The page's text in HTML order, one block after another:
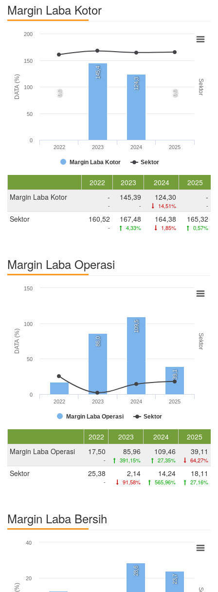
Margin Laba Kotor
DATA (%) Sektor
0,0
145,4
124,3
0,0
Margin Laba Kotor Sektor
2022 2023 2024 2025
0
50
100
150
200
2022 2023 2024
2025
Margin Laba Kotor
-
-
145,39
-
124,30
14,51%
-
-
Sektor 160,52
-
167,48
4,33%
164,38
1,85%
165,32
0,57%
Margin Laba Operasi
DATA (%) Sektor
86,0
109,5
39,1
Margin Laba Operasi Sektor
2022 2023 2024 2025
0
50
100
150
2022 2023 2024
2025
Margin Laba Operasi
17,50
-
85,96
391,15%
109,46
27,35%
39,11
64,27%
Sektor 25,38
-
2,14
91,58%
14,24
565,96%
18,11
27,16%
Margin Laba Bersih
28,6
23,7
20
40